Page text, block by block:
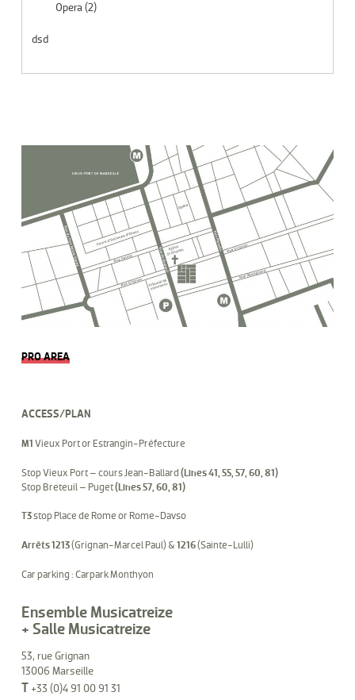
Opera (2)
dsd
PRO AREA
ACCESS/PLAN
M1 Vieux Port or Estrangin-Préfecture
Stop Vieux Port – cours Jean-Ballard (Lines 41, 55, 57, 60, 81)
Stop Breteuil – Puget(Lines 57, 60, 81)
T3stop Place de Rome or Rome-Davso
Arrêts 1213(Grignan-Marcel Paul) & 1216(Sainte-Lulli)
Car parking : Carpark Monthyon
Ensemble Musicatreize
+ Salle Musicatreize
53, rue Grignan
13006 Marseille
T+33 (0)4 91 00 91 31